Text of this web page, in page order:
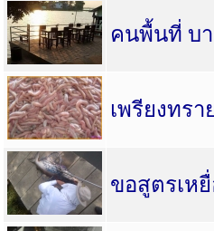
คนพื้นที่ บา
เพรียงทร
ขอสูตรเห